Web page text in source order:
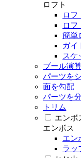
ロフト
ロフ
ロフ
簡単
ガイ
スケ
ブール演
パーツを
面を勾配
パーツを
トリム
エンボ
エンボス
エン
ラッ